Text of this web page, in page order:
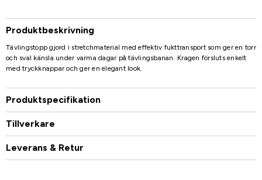
Produktbeskrivning
Tävlingstopp gjord i stretchmaterial med effektiv fukttransport som ger en torr
och sval känsla under varma dagar på tävlingsbanan. Kragen försluts enkelt
med tryckknappar och ger en elegant look.
Produktspecifikation
Tillverkare
Leverans & Retur